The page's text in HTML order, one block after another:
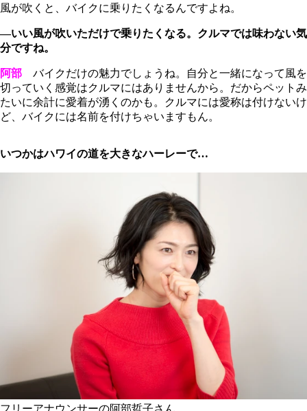
風が吹くと、バイクに乗りたくなるんですよね。
―いい風が吹いただけで乗りたくなる。クルマでは味わない気
分ですね。
阿部 バイクだけの魅力でしょうね。自分と一緒になって風を
切っていく感覚はクルマにはありませんから。だからペットみ
たいに余計に愛着が湧くのかも。クルマには愛称は付けないけ
ど、バイクには名前を付けちゃいますもん。
いつかはハワイの道を大きなハーレーで…
フリーアナウンサーの阿部哲子さん